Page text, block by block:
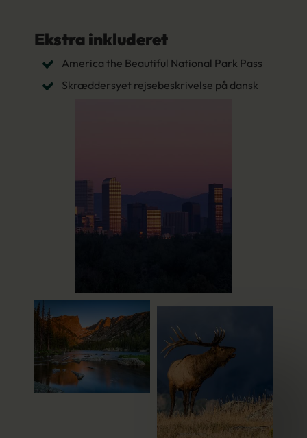
Ekstra inkluderet
America the Beautiful National Park Pass
Skræddersyet rejsebeskrivelse på dansk